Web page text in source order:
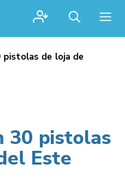
de loja de
30 pistolas
Este